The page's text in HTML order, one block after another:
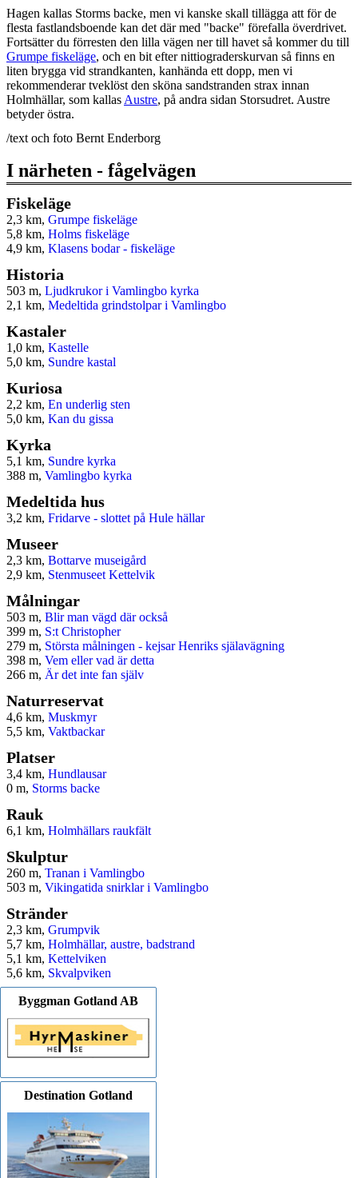
Hagen kallas Storms backe, men vi kanske skall tillägga att för de
flesta fastlandsboende kan det där med "backe" förefalla överdrivet.
Fortsätter du förresten den lilla vägen ner till havet så kommer du till
Grumpe fiskeläge, och en bit efter nittiograderskurvan så finns en
liten brygga vid strandkanten, kanhända ett dopp, men vi
rekommenderar tveklöst den sköna sandstranden strax innan
Holmhällar, som kallas Austre, på andra sidan Storsudret. Austre
betyder östra.
/text och foto Bernt Enderborg
I närheten - fågelvägen
Fiskeläge
2,3 km, Grumpe fiskeläge
5,8 km, Holms fiskeläge
4,9 km, Klasens bodar - fiskeläge
Historia
503 m, Ljudkrukor i Vamlingbo kyrka
2,1 km, Medeltida grindstolpar i Vamlingbo
Kastaler
1,0 km, Kastelle
5,0 km, Sundre kastal
Kuriosa
2,2 km, En underlig sten
5,0 km, Kan du gissa
Kyrka
5,1 km, Sundre kyrka
388 m, Vamlingbo kyrka
Medeltida hus
3,2 km, Fridarve - slottet på Hule hällar
Museer
2,3 km, Bottarve museigård
2,9 km, Stenmuseet Kettelvik
Målningar
503 m, Blir man vägd där också
399 m, S:t Christopher
279 m, Största målningen - kejsar Henriks själavägning
398 m, Vem eller vad är detta
266 m, Är det inte fan själv
Naturreservat
4,6 km, Muskmyr
5,5 km, Vaktbackar
Platser
3,4 km, Hundlausar
0 m, Storms backe
Rauk
6,1 km, Holmhällars raukfält
Skulptur
260 m, Tranan i Vamlingbo
503 m, Vikingatida snirklar i Vamlingbo
Stränder
2,3 km, Grumpvik
5,7 km, Holmhällar, austre, badstrand
5,1 km, Kettelviken
5,6 km, Skvalpviken
Byggman Gotland AB
Destination Gotland